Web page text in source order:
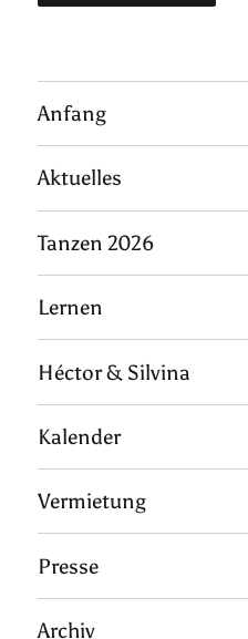
Anfang
Aktuelles
Tanzen 2026
Lernen
Héctor & Silvina
Kalender
Vermietung
Presse
Archiv